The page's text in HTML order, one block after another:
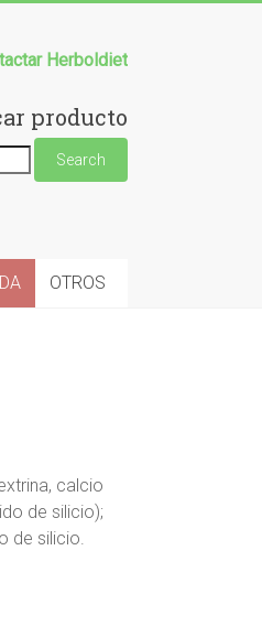
Herboldiet
producto
Search
OTROS
calcio
de silicio);
de silicio.